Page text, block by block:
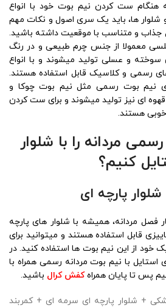
هنگام ست کردن نیم بوت خود با انواع
شلوار ها، باید یک سری اصول و نکات مهم
جذاب و متناسب با موقعیت داشته باشید.
معمولا از جنس چرم طبیعی و در رنگ
و عسلی تولید میشوند و با انواع
رسمی و کلاسیک قابل استفاده هستند.
نیم بوت رسمی مثل نیم بوت چوکا و
ای نیز تولید میشوند و برای ست کردن
خوبی هستند.
مردانه را با شلوار
کنیم؟
پارچه ای
مردانه، همیشه با شلوار های پارچه
قابل استفاده هستند و میتوانید برای
خود از این نیم بوت ها استفاده کنید. در
استایل با نیم بوت مردانه رسمی همراه با
پس تا پایان همراهکفش کرال باشید.
+ شلوار پارچه ای سرمه ای + کمربند